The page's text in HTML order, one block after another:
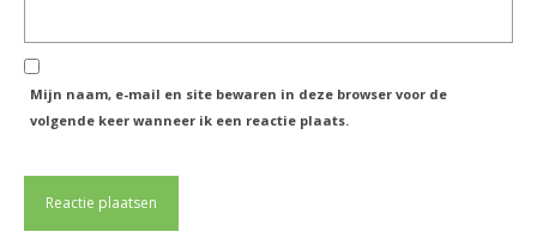
Mijn naam, e-mail en site bewaren in deze browser voor de
volgende keer wanneer ik een reactie plaats.